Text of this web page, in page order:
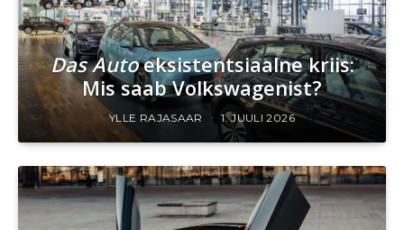
Das Autoeksistentsiaalne kriis:
Mis saab Volkswagenist?
YLLE RAJASAAR 1. JUULI 2026